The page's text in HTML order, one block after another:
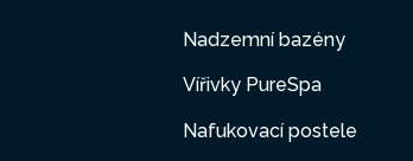
Nadzemní bazény
Vířivky PureSpa
Nafukovací postele